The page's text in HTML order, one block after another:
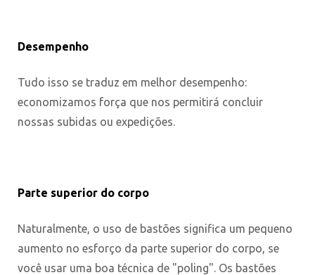
Desempenho
Tudo isso se traduz em melhor desempenho:
economizamos força que nos permitirá concluir
nossas subidas ou expedições.
Parte superior do corpo
Naturalmente, o uso de bastões significa um pequeno
aumento no esforço da parte superior do corpo, se
você usar uma boa técnica de "poling". Os bastões